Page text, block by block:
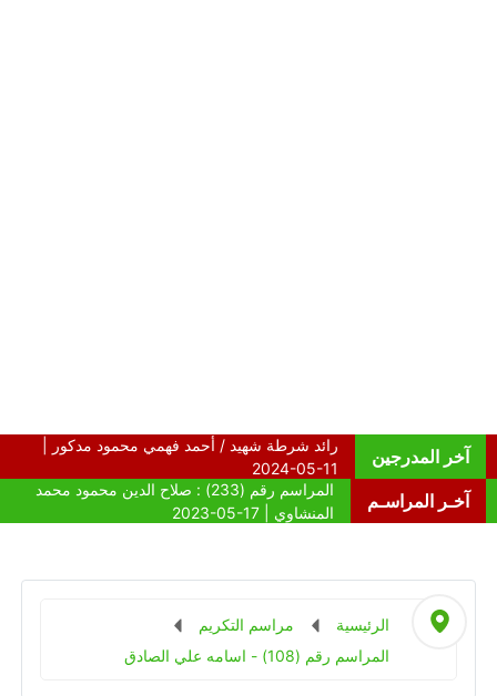
آخر المدرجين
آخـر المراسـم
الرئيسية
مراسم التكريم
المراسم رقم (108) - اسامه علي الصادق